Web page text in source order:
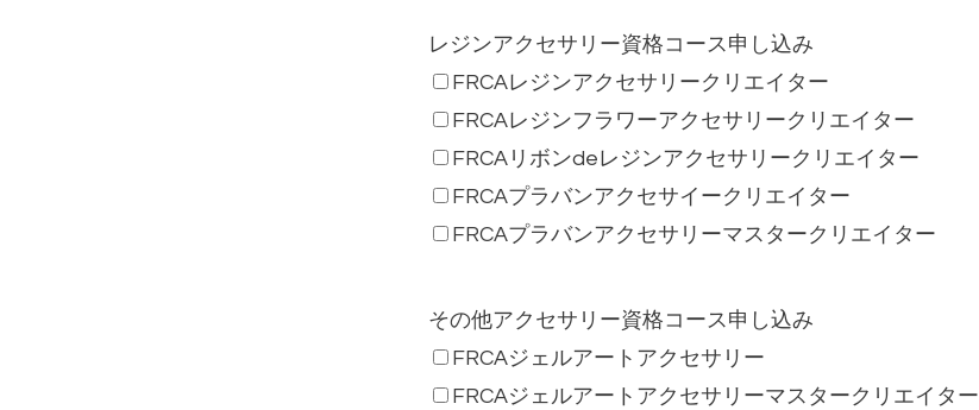
レジンアクセサリー資格コース申し込み
FRCAレジンアクセサリークリエイター
FRCAレジンフラワーアクセサリークリエイター
FRCAリボンdeレジンアクセサリークリエイター
FRCAプラバンアクセサイークリエイター
FRCAプラバンアクセサリーマスタークリエイター
その他アクセサリー資格コース申し込み
FRCAジェルアートアクセサリー
FRCAジェルアートアクセサリーマスタークリエイター